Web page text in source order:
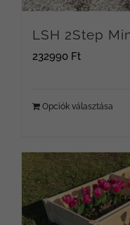
LSH 2Step
232990 Ft
Opciók választása